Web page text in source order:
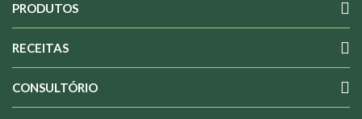
PRODUTOS
RECEITAS
CONSULTÓRIO